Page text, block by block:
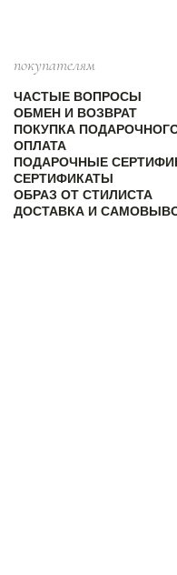
покупателям
ЧАСТЫЕ ВОПРОСЫ
ОБМЕН И ВОЗВРАТ
ПОКУПКА
ОПЛАТА
ПОДАРОЧНЫЕ
СЕРТИФИКАТЫ
ОБРАЗ ОТ СТИЛИСТА
ДОСТАВКА И